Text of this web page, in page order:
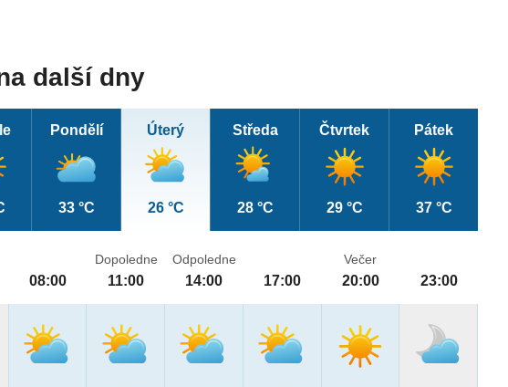
další dny
Pondělí
33 °C
Úterý
26 °C
Středa
28 °C
Čtvrtek
29 °C
Pátek
37 °C
08:00
Dopoledne
11:00
Odpoledne
14:00 17:00
Večer
20:00 23:00